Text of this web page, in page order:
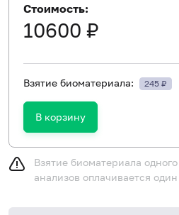
Стоимость:
10600 ₽
Взятие биоматериала: 245 ₽
В корзину
Взятие биоматериала
анализов оплачивается